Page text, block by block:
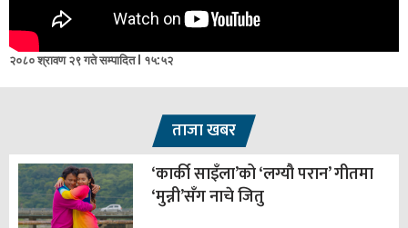
२०८० श्रावण २९ गते सम्पादित l १५:५२
ताजा खबर
‘कार्की साइँला’को ‘लग्यौ परान’ गीतमा
‘मुन्नी’सँग नाचे जितु